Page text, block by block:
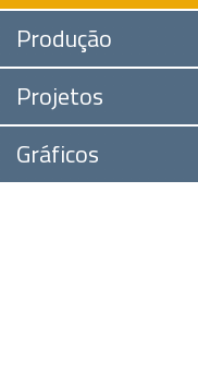
Produção
Projetos
Gráficos